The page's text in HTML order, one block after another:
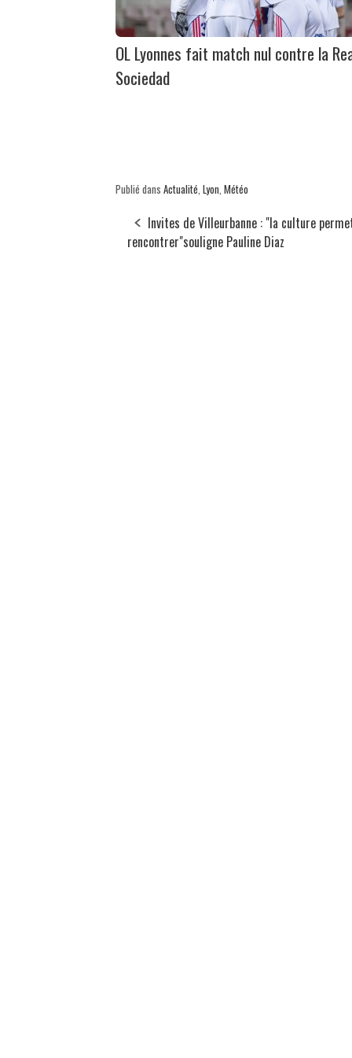
OL Lyonnes fait match nul contre la
Sociedad
Publié dans Actualité Lyon Météo
Invites de Villeurbanne : "la culture
rencontrer"souligne Pauline Diaz